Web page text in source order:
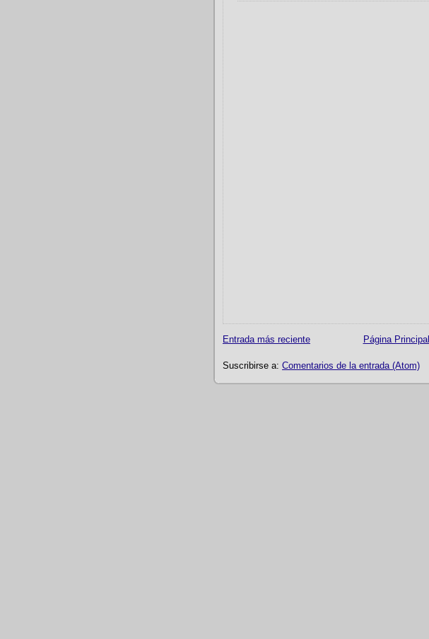
Entrada más reciente Página Principal
Suscribirse a: Comentarios de la entrada (Atom)